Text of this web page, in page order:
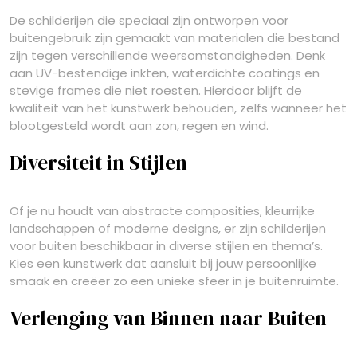
De schilderijen die speciaal zijn ontworpen voor
buitengebruik zijn gemaakt van materialen die bestand
zijn tegen verschillende weersomstandigheden. Denk
aan UV-bestendige inkten, waterdichte coatings en
stevige frames die niet roesten. Hierdoor blijft de
kwaliteit van het kunstwerk behouden, zelfs wanneer het
blootgesteld wordt aan zon, regen en wind.
Diversiteit in Stijlen
Of je nu houdt van abstracte composities, kleurrijke
landschappen of moderne designs, er zijn schilderijen
voor buiten beschikbaar in diverse stijlen en thema’s.
Kies een kunstwerk dat aansluit bij jouw persoonlijke
smaak en creëer zo een unieke sfeer in je buitenruimte.
Verlenging van Binnen naar Buiten